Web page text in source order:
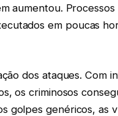
aumentou.
em poucas
dos ataques. Com
os criminosos
golpes genéricos, as